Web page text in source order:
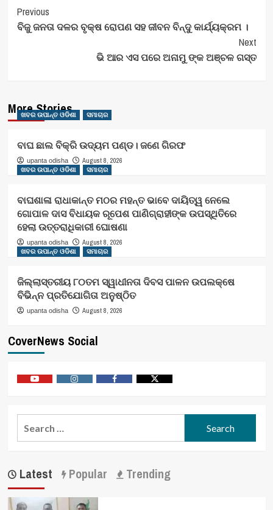
Post
Navigation
Previous
ବିଜୁ ଜନତା ଦଳର ବୃକ୍ଷ ରୋପଣ ସହ ଜୀବନ ବିନ୍ଦୁ କାର୍ଯ୍ୟକ୍ରମ ।
Next
ଭି ଆର ଏସ ପରେ ଅନାମୁ ଙ୍କ ଅଞ୍ଚଳ ଗସ୍ତ
More Stories
ଖବର ଉପାନ୍ତ ଓଡିଶା ସମାଚାର
ବାଘ ଛାଲ ବିକ୍ରି ଉଦ୍ୟମ ପଣ୍ଡ। ଜଣେ ଗିରଫ
upanta odisha
August 8, 2026
ଖବର ଉପାନ୍ତ ଓଡିଶା
ସମାଚାର
ବାଘଶାଳା ରାଧାକାନ୍ତ ମଠର ମହନ୍ତ ଭାବେ ଦାୟିତ୍ୱ ନେଲେ
ଗୋପାଳ ଦାସ ବିଧାୟକ ରୂପେଶ ପାଣିଗ୍ରାହୀଙ୍କ ଉପସ୍ଥିତିରେ
ହେଲା ଉତ୍ତରାଧିକାରୀ ଘୋଷଣା
upanta odisha
August 8, 2026
ଖବର ଉପାନ୍ତ ଓଡିଶା
ସମାଚାର
ଜିଲ୍ଲାସ୍ତରୀୟ ୮୦ତମ ସ୍ୱାଧୀନତା ଦିବସ ପାଳନ ଉପଲକ୍ଷେ
ବିଭିନ୍ନ ପ୍ରତିଯୋଗିତା ଅନୁଷ୍ଠିତ
upanta odisha August 8, 2026
CoverNews Social
Latest Popular Trending